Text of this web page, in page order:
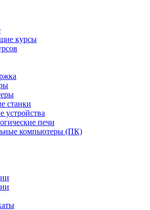
курсы
станки
устройства
печи
компьютеры (ПК)